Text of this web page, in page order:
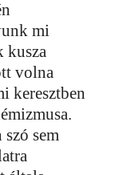
mi
kusza
volna
keresztben
sem